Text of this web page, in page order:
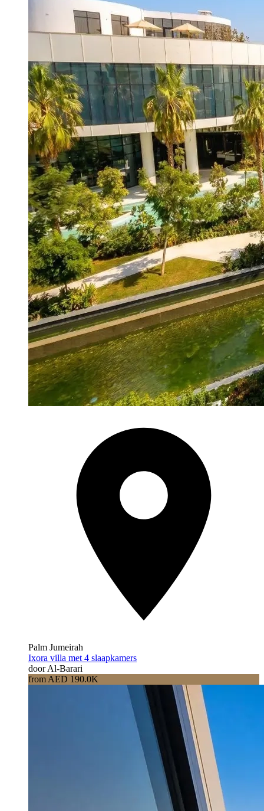
Palm Jumeirah
Ixora villa met 4 slaapkamers
door Al-Barari
from AED 190.0K